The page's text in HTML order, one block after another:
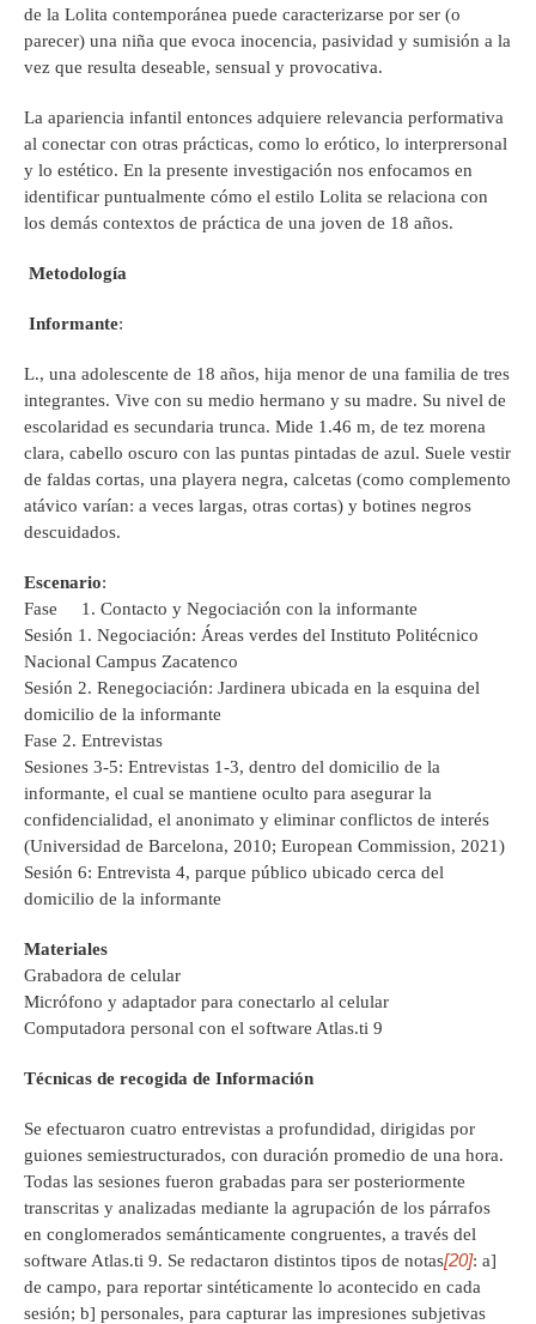
de la Lolita contemporánea puede caracterizarse por ser (o
parecer) una niña que evoca inocencia, pasividad y sumisión a la
vez que resulta deseable, sensual y provocativa.
La apariencia infantil entonces adquiere relevancia performativa
al conectar con otras prácticas, como lo erótico, lo interprersonal
y lo estético. En la presente investigación nos enfocamos en
identificar puntualmente cómo el estilo Lolita se relaciona con
los demás contextos de práctica de una joven de 18 años.
Metodología
Informante:
L., una adolescente de 18 años, hija menor de una familia de tres
integrantes. Vive con su medio hermano y su madre. Su nivel de
escolaridad es secundaria trunca. Mide 1.46 m, de tez morena
clara, cabello oscuro con las puntas pintadas de azul. Suele vestir
de faldas cortas, una playera negra, calcetas (como complemento
atávico varían: a veces largas, otras cortas) y botines negros
descuidados.
Escenario:
Fase 1. Contacto y Negociación con la informante
Sesión 1. Negociación: Áreas verdes del Instituto Politécnico
Nacional Campus Zacatenco
Sesión 2. Renegociación: Jardinera ubicada en la esquina del
domicilio de la informante
Fase 2. Entrevistas
Sesiones 3-5: Entrevistas 1-3, dentro del domicilio de la
informante, el cual se mantiene oculto para asegurar la
confidencialidad, el anonimato y eliminar conflictos de interés
(Universidad de Barcelona, 2010; European Commission, 2021)
Sesión 6: Entrevista 4, parque público ubicado cerca del
domicilio de la informante
Materiales
Grabadora de celular
Micrófono y adaptador para conectarlo al celular
Computadora personal con el software Atlas.ti 9
Técnicas de recogida de Información
Se efectuaron cuatro entrevistas a profundidad, dirigidas por
guiones semiestructurados, con duración promedio de una hora.
Todas las sesiones fueron grabadas para ser posteriormente
transcritas y analizadas mediante la agrupación de los párrafos
en conglomerados semánticamente congruentes, a través del
software Atlas.ti 9. Se redactaron distintos tipos de notas[20]: a]
de campo, para reportar sintéticamente lo acontecido en cada
sesión; b] personales, para capturar las impresiones subjetivas